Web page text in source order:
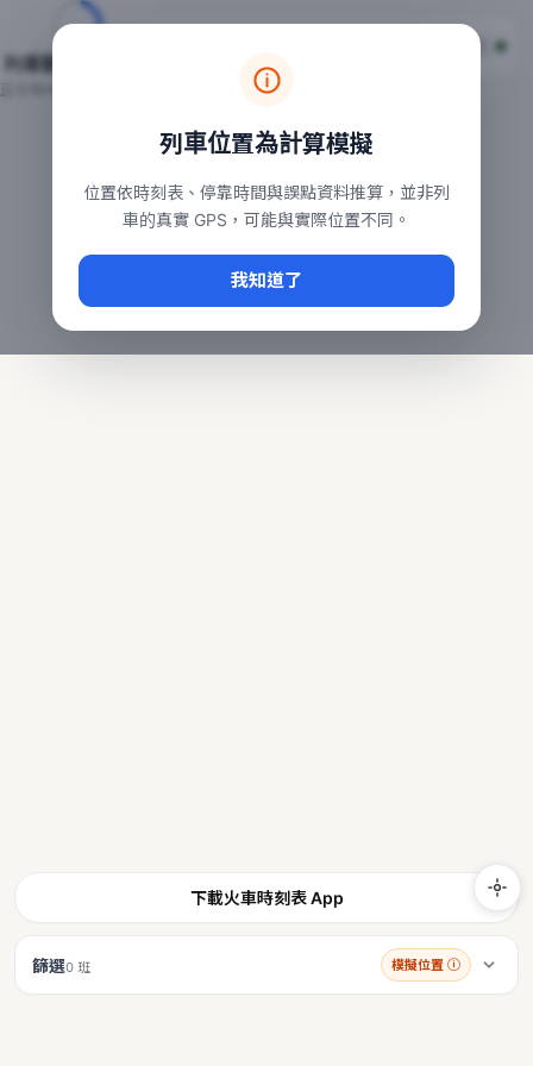
台鐵列車即時位置地圖
本頁顯示目前全台鐵運行中的列車位置，涵蓋自強、普悠瑪、
常用查詢：
、台中車站即時動態
台鐵即時動態
下載火車時刻表 App
篩選0 班 模擬位置 ⓘ
列車位置為計算模擬
位置依時刻表、停靠時間與誤點資料推算，並非列
車的真實 GPS，可能與實際位置不同。
我知道了
列車動態載入中…